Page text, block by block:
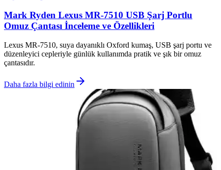
Mark Ryden Lexus MR-7510 USB Şarj Portlu
Omuz Çantası İnceleme ve Özellikleri
Lexus MR-7510, suya dayanıklı Oxford kumaş, USB şarj portu ve
düzenleyici cepleriyle günlük kullanımda pratik ve şık bir omuz
çantasıdır.
Daha fazla bilgi edinin